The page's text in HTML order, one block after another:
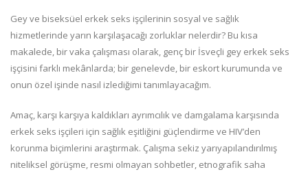
Gey ve biseksüel erkek seks işçilerinin sosyal ve sağlık
hizmetlerinde yarın karşılaşacağı zorluklar nelerdir? Bu kısa
makalede, bir vaka çalışması olarak, genç bir İsveçli gey erkek seks
işçisini farklı mekânlarda; bir genelevde, bir eskort kurumunda ve
onun özel işinde nasıl izlediğimi tanımlayacağım.
Amaç, karşı karşıya kaldıkları ayrımcılık ve damgalama karşısında
erkek seks işçileri için sağlık eşitliğini güçlendirme ve HIV’den
korunma biçimlerini araştırmak. Çalışma sekiz yarıyapılandırılmış
niteliksel görüşme, resmi olmayan sohbetler, etnografik saha